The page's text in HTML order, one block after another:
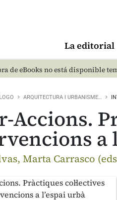
La editorial
de eBooks no está disponible
ARQUITECTURA I URBANISME…
Accions.
a
Marta Carrasco